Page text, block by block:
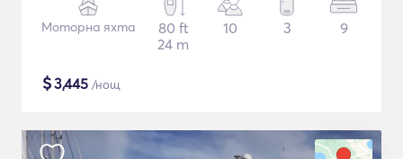
Моторна яхта
80 ft
24 m
10 3 9
$3,445 /нощ